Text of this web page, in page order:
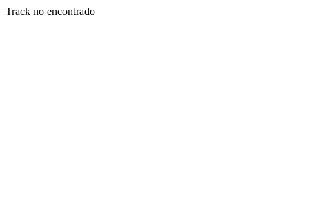
Track no encontrado